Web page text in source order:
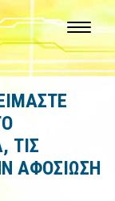
, ΤΙΣ
ΑΦΟΣΙΩΣΗ